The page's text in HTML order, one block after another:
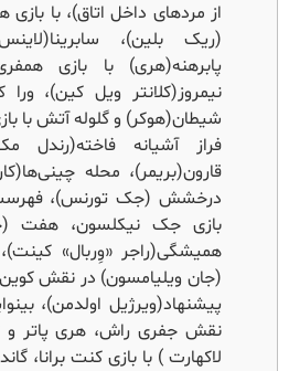
از مردهای داخل اتاق)، با بازی
(ریک بلین)،
پابرهنه(هری) با بازی
نیمروز(کلانتر ویل کین)،
شیطان(هوکر) و گلوله آتش با
فراز آشیانه فاخته(رندل
قارون(بریمر)، محله
درخشش (جک تورنس)، فهرست
بازی جک نیکلسون، هفت
همیشگی(راجر «وِربال»
(جان ویلیامسون) در نقش
پیشنهاد(ویرژیل اولدمن)،
نقش جفری راش، هری پاتر و
لاکهارت ) با بازی کنت برانا،